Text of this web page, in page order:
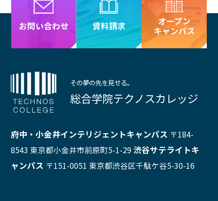
お問い合わせ 資料請求
オープン
キャンパス
その夢の先を見せる。
総合学院テクノスカレッジ
府中・小金井インテリジェントキャンパス 〒184-
8543 東京都小金井市前原町5-1-29 渋谷サテライトキ
ャンパス 〒151-0051 東京都渋谷区千駄ケ谷5-30-16